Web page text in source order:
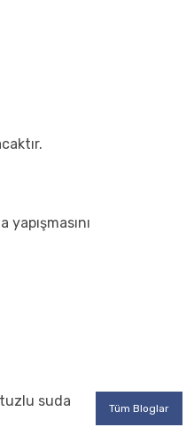
tuzlu suda
Tüm Bloglar